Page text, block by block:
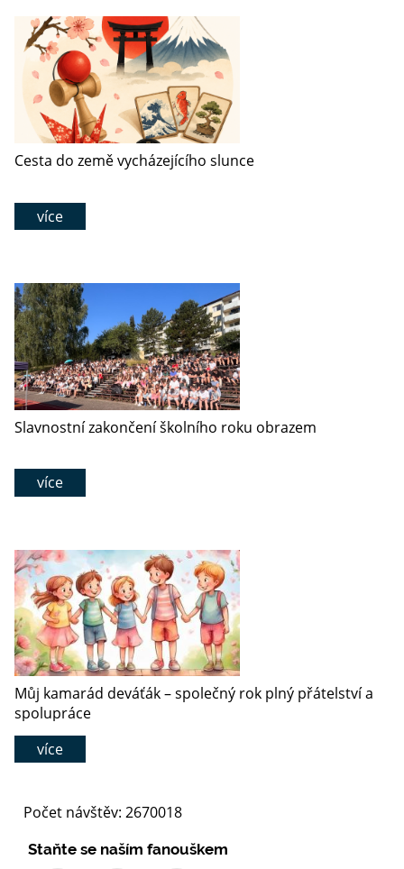
Cesta do země vycházejícího slunce
více
Slavnostní zakončení školního roku obrazem
více
Můj kamarád deváťák – společný rok plný přátelství a
spolupráce
více
Počet návštěv: 2670018
Staňte se naším fanouškem